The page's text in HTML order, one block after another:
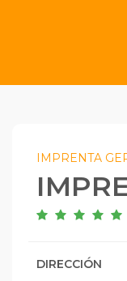
IMPRENTA
DIRECCIÓN